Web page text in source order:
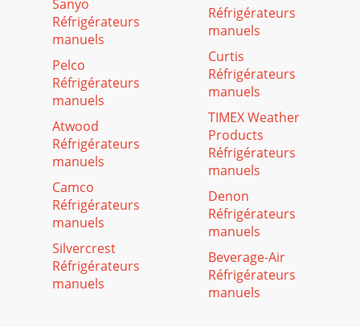
Sanyo
Réfrigérateurs
manuels
Pelco
Réfrigérateurs
manuels
Atwood
Réfrigérateurs
manuels
Camco
Réfrigérateurs
manuels
Silvercrest
Réfrigérateurs
manuels
Réfrigérateurs
manuels
Curtis
Réfrigérateurs
manuels
TIMEX Weather
Products
Réfrigérateurs
manuels
Denon
Réfrigérateurs
manuels
Beverage-Air
Réfrigérateurs
manuels